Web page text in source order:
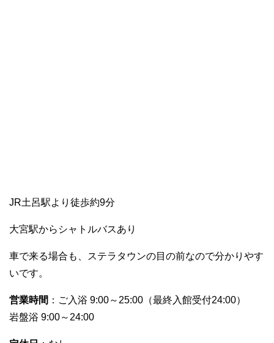
JR土呂駅より徒歩約9分
大宮駅からシャトルバスあり
車で来る場合も、ステラタウンの目の前なので分かりやす
いです。
営業時間 ：ご入浴 9:00～25:00（最終入館受付24:00）
岩盤浴 9:00～24:00